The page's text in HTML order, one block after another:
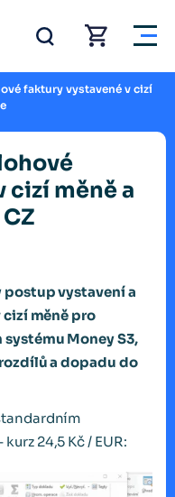
faktury vystavené v cizí
cizí měně a
postup vystavení a
měně pro
Money S3,
a dopadu do
24,5 Kč / EUR: